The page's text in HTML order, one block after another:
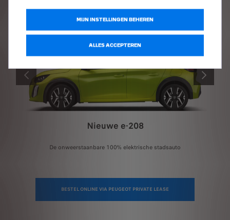
VORIGE
Nieuwe e-208
De onweerstaanbare 100% elektrische stadsauto
BESTEL ONLINE VIA PEUGEOT PRIVATE LEASE
VOLGENDE
MIJN INSTELLINGEN BEHEREN
ALLES ACCEPTEREN